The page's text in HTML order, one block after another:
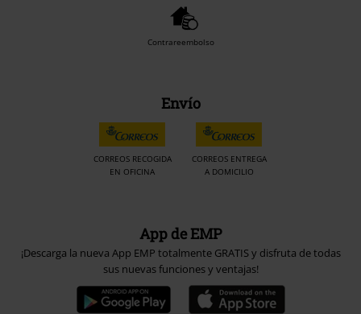
Contrareembolso
Envío
CORREOS RECOGIDA
EN OFICINA
CORREOS ENTREGA
A DOMICILIO
App de EMP
¡Descarga la nueva App EMP totalmente GRATIS y disfruta de todas
sus nuevas funciones y ventajas!